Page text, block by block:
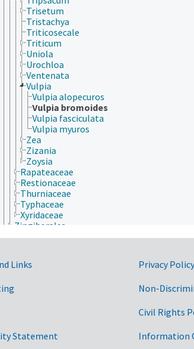
Trisetum
Tristachya
Triticosecale
Triticum
Uniola
Urochloa
Ventenata
Vulpia
Vulpia alopecuros
Vulpia bromoides
Vulpia fasciculata
Vulpia myuros
Zea
Zizania
Zoysia
Rapateaceae
Restionaceae
Thurniaceae
Typhaceae
Xyridaceae
Zingiberales
Magnoliopsida
and Viroids
de plantas, horticultura
gestión de zonas silvestres
Links
Links
Statement
Privacy Policy
Non-
Civil Rights
Information